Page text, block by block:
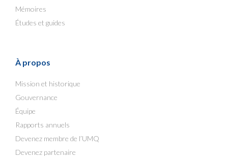
Mémoires
Études et guides
À propos
Mission et historique
Gouvernance
Équipe
Rapports annuels
Devenez membre de l’UMQ
Devenez partenaire